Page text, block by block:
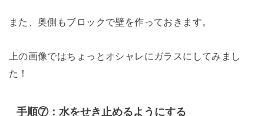
また、奥側もブロックで壁を作っておきます。
上の画像ではちょっとオシャレにガラスにしてみまし
た！
手順⑦：水をせき止めるようにする